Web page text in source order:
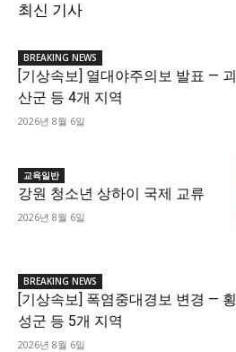
최신 기사
BREAKING NEWS
[기상속보] 열대야주의보 발표 — 괴
산군 등 4개 지역
2026년 8월 6일
교육일반
강원 청소년 상하이 국제 교류
2026년 8월 6일
BREAKING NEWS
[기상속보] 폭염중대경보 변경 — 횡
성군 등 5개 지역
2026년 8월 6일